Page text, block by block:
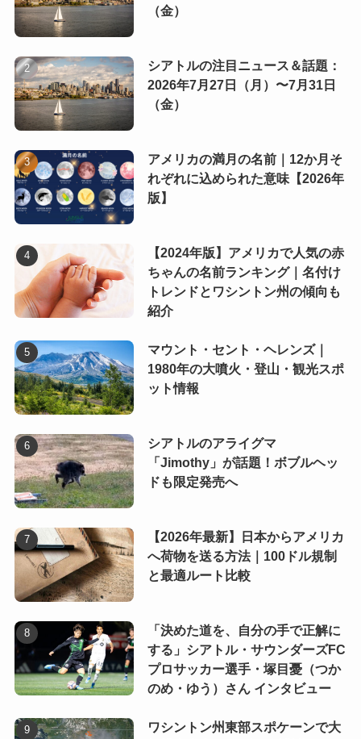
（金）
シアトルの注目ニュース＆話題：
2026年7月27日（月）〜7月31日
（金）
アメリカの満月の名前｜12か月そ
れぞれに込められた意味【2026年
版】
【2024年版】アメリカで人気の赤
ちゃんの名前ランキング｜名付け
トレンドとワシントン州の傾向も
紹介
マウント・セント・ヘレンズ｜
1980年の大噴火・登山・観光スポ
ット情報
シアトルのアライグマ
「Jimothy」が話題！ボブルヘッ
ドも限定発売へ
【2026年最新】日本からアメリカ
へ荷物を送る方法｜100ドル規制
と最適ルート比較
「決めた道を、自分の手で正解に
する」シアトル・サウンダーズFC
プロサッカー選手・塚目憂（つか
のめ・ゆう）さん インタビュー
ワシントン州東部スポケーンで大